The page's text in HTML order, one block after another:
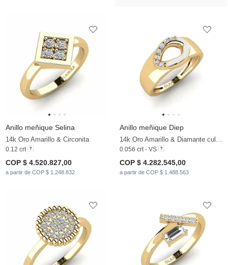
Anillo meñique Selina
14k Oro Amarillo & Circonita
0.12 crt
COP $ 4.520.827,00
a partir de COP $ 1.248.832
Anillo meñique Diep
0.056 crt - VS
COP $ 4.282.545,00
a partir de COP $ 1.488.563